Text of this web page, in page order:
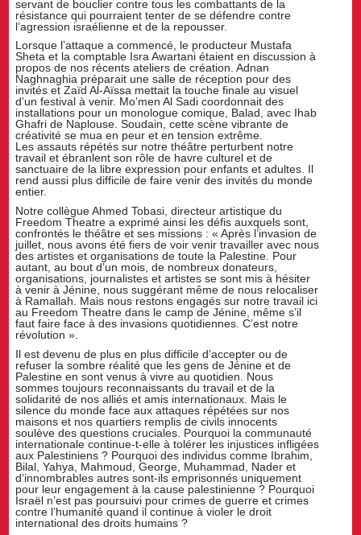
servant de bouclier contre tous les combattants de la
résistance qui pourraient tenter de se défendre contre
l’agression israélienne et de la repousser.
Lorsque l’attaque a commencé, le producteur Mustafa
Sheta et la comptable Isra Awartani étaient en discussion à
propos de nos récents ateliers de création. Adnan
Naghnaghia préparait une salle de réception pour des
invités et Zaïd Al-Aïssa mettait la touche finale au visuel
d’un festival à venir. Mo’men Al Sadi coordonnait des
installations pour un monologue comique, Balad, avec Ihab
Ghafri de Naplouse. Soudain, cette scène vibrante de
créativité se mua en peur et en tension extrême.
Les assauts répétés sur notre théâtre perturbent notre
travail et ébranlent son rôle de havre culturel et de
sanctuaire de la libre expression pour enfants et adultes. Il
rend aussi plus difficile de faire venir des invités du monde
entier.
Notre collègue Ahmed Tobasi, directeur artistique du
Freedom Theatre a exprimé ainsi les défis auxquels sont,
confrontés le théâtre et ses missions : « Après l’invasion de
juillet, nous avons été fiers de voir venir travailler avec nous
des artistes et organisations de toute la Palestine. Pour
autant, au bout d’un mois, de nombreux donateurs,
organisations, journalistes et artistes se sont mis à hésiter
à venir à Jénine, nous suggérant même de nous relocaliser
à Ramallah. Mais nous restons engagés sur notre travail ici
au Freedom Theatre dans le camp de Jénine, même s’il
faut faire face à des invasions quotidiennes. C’est notre
révolution ».
Il est devenu de plus en plus difficile d’accepter ou de
refuser la sombre réalité que les gens de Jénine et de
Palestine en sont venus à vivre au quotidien. Nous
sommes toujours reconnaissants du travail et de la
solidarité de nos alliés et amis internationaux. Mais le
silence du monde face aux attaques répétées sur nos
maisons et nos quartiers remplis de civils innocents
soulève des questions cruciales. Pourquoi la communauté
internationale continue-t-elle à tolérer les injustices infligées
aux Palestiniens ? Pourquoi des individus comme Ibrahim,
Bilal, Yahya, Mahmoud, George, Muhammad, Nader et
d’innombrables autres sont-ils emprisonnés uniquement
pour leur engagement à la cause palestinienne ? Pourquoi
Israël n’est pas poursuivi pour crimes de guerre et crimes
contre l’humanité quand il continue à violer le droit
international des droits humains ?